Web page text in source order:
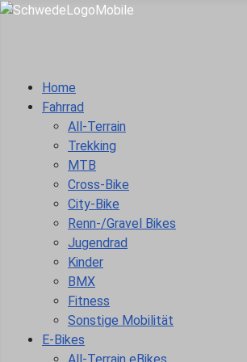
Home
Fahrrad
All-Terrain
Trekking
MTB
Cross-Bike
City-Bike
Renn-/Gravel Bikes
Jugendrad
Kinder
BMX
Fitness
Sonstige Mobilität
E-Bikes